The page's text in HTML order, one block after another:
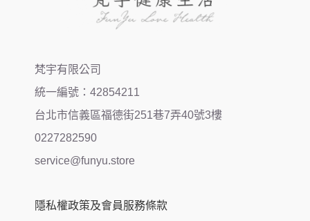
梵宇有限公司
統一編號：42854211
台北市信義區福德街251巷7弄40號3樓
0227282590
service@funyu.store
隱私權政策及會員服務條款